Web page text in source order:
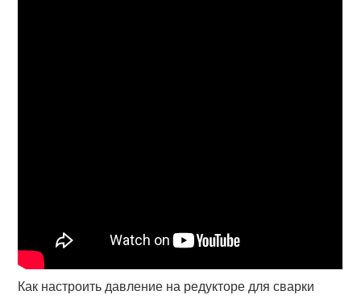
Как настроить давление на редукторе для сварки